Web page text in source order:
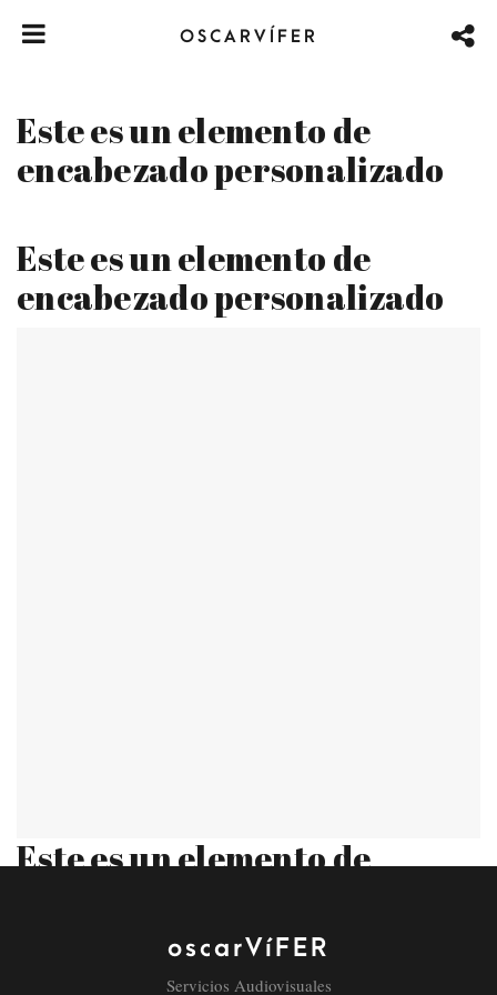
OSCARVÍFER
Este es un elemento de
encabezado personalizado
Este es un elemento de
encabezado personalizado
Este es un elemento de
oscarVíFER
Servicios Audiovisuales